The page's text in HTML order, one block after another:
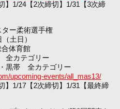
】1/24【2次締切】1/31【3次締
ー柔術選手権
土日）
体育館
全カテゴリー
黒帯 全カテゴリー
upcoming-events/all_mas13/
】1/17【2次締切】1/31【最終締